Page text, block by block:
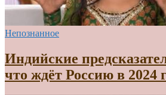
Непознанное
Индийские
что ждёт Россию в 2024